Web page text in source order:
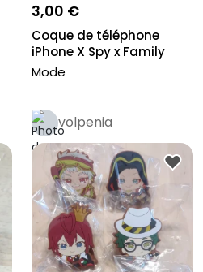
3,00 €
Coque de téléphone
iPhone X Spy x Family
Mode
volpenia